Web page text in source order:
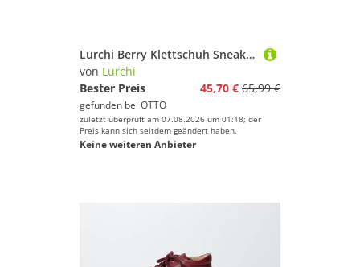
Lurchi Berry Klettschuh Sneaker, Halbschuh, Freizeitschuh, Größenschablone zum Download
von Lurchi
Bester Preis
45,70 € 65,99 €
gefunden bei OTTO
zuletzt überprüft am 07.08.2026 um 01:18; der
Preis kann sich seitdem geändert haben.
Keine weiteren Anbieter